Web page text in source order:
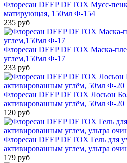
Флоресан DEEP DETOX Мусс-
матирующая, 150мл Ф-154
235 руб
Флоресан DEEP DETOX Маска-
углем,150мл Ф-17
233 руб
Флоресан DEEP DETOX Лосьон
активированным углём, 50мл Ф-20
120 руб
Флоресан DEEP DETOX Гель для
активированным углем, ультра
179 руб